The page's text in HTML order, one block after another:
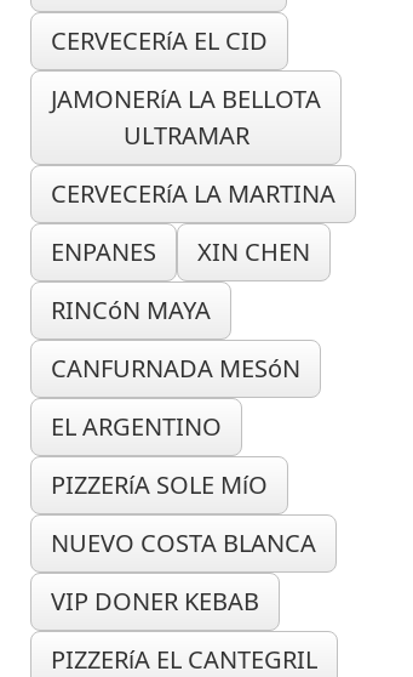
CERVECERíA EL CID
JAMONERíA LA BELLOTA
ULTRAMAR
CERVECERíA LA MARTINA
ENPANES
XIN CHEN
RINCóN MAYA
CANFURNADA MESóN
EL ARGENTINO
PIZZERíA SOLE MíO
NUEVO COSTA BLANCA
VIP DONER KEBAB
PIZZERíA EL CANTEGRIL